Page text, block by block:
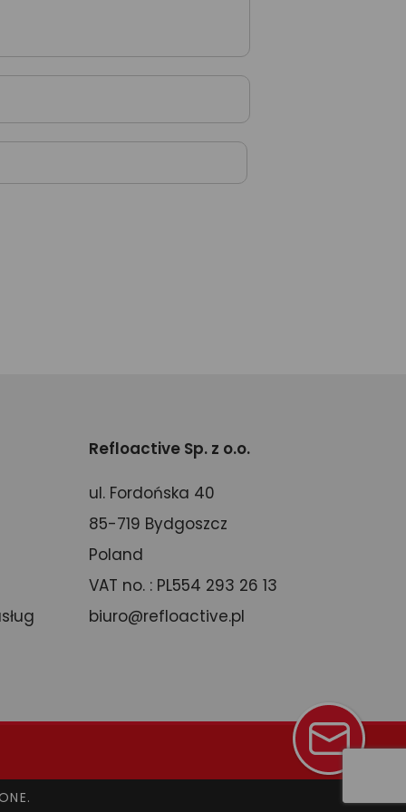
Refloactive Sp. z o.o.
ul. Fordońska 40
85-719 Bydgoszcz
Poland
VAT no. : PL554 293 26 13
biuro@refloactive.pl